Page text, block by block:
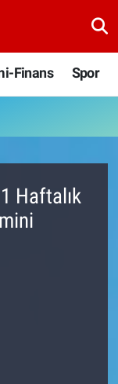
Finans Spor
Haftalık